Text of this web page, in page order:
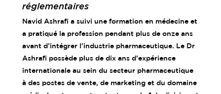
réglementaires
Navid Ashrafi a suivi une formation en médecine et
a pratiqué la profession pendant plus de onze ans
avant d’intégrer l’industrie pharmaceutique. Le Dr
Ashrafi possède plus de dix ans d’expérience
internationale au sein du secteur pharmaceutique
à des postes de vente, de marketing et du domaine